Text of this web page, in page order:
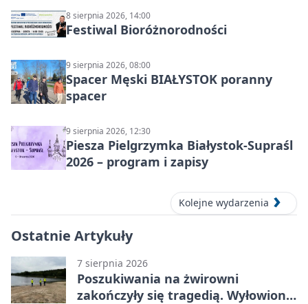
8 sierpnia 2026, 14:00
Festiwal Bioróżnorodności
9 sierpnia 2026, 08:00
Spacer Męski BIAŁYSTOK poranny
spacer
9 sierpnia 2026, 12:30
Piesza Pielgrzymka Białystok-Supraśl
2026 – program i zapisy
Kolejne wydarzenia
Ostatnie Artykuły
7 sierpnia 2026
Poszukiwania na żwirowni
zakończyły się tragedią. Wyłowiono